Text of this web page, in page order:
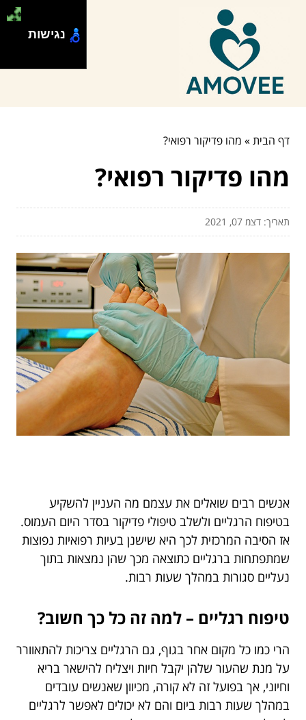
דף הבית» מהו פדיקור רפואי?
מהו פדיקור רפואי?
תאריך: דצמ 07, 2021
אנשים רבים שואלים את עצמם מה העניין להשקיע
בטיפוח הרגליים ולשלב טיפולי פדיקור בסדר היום העמוס.
אז הסיבה המרכזית לכך היא שישנן בעיות רפואיות נפוצות
שמתפתחות ברגליים כתוצאה מכך שהן נמצאות בתוך
נעליים סגורות במהלך שעות רבות.
טיפוח רגליים – למה זה כל כך חשוב?
הרי כמו כל מקום אחר בגוף, גם הרגליים צריכות להתאוורר
על מנת שהעור שלהן יקבל חיות ויצליח להישאר בריא
וחיוני, אך בפועל זה לא קורה, מכיוון שאנשים עובדים
במהלך שעות רבות ביום והם לא יכולים לאפשר לרגליים
נגישות